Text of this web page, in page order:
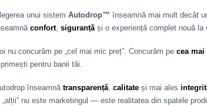
unui sistem Autodrop™ înseamnă mai mult decât
confort, siguranțăși o experiență complet nouă la
nu concurăm pe „cel mai mic preț”. Concurăm pe cea mai
pentru banii tăi.
înseamnă transparență, calitate și mai ales
„alții” nu este marketingul — este realitatea din spatele